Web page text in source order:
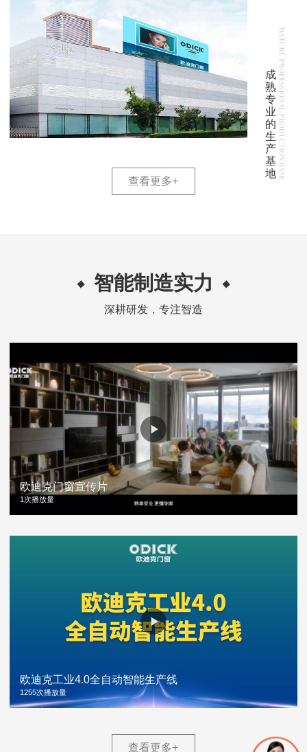
成
熟
专
业
的
生
产
基
地
查看更多+
智能制造实力
深耕研发，专注智造
欧迪克门窗宣传片
1次播放量
欧迪克工业4.0全自动智能生产线
1255次播放量
查看更多+